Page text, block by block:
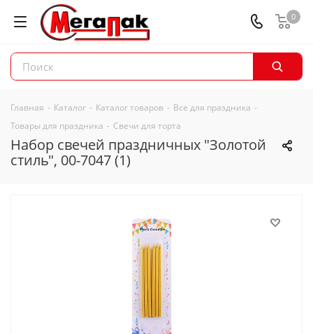
0
Главная - Каталог - Каталог товаров - Все для праздника -
Товары для праздника - Свечи для торта
Набор свечей праздничных "Золотой
стиль", 00-7047 (1)